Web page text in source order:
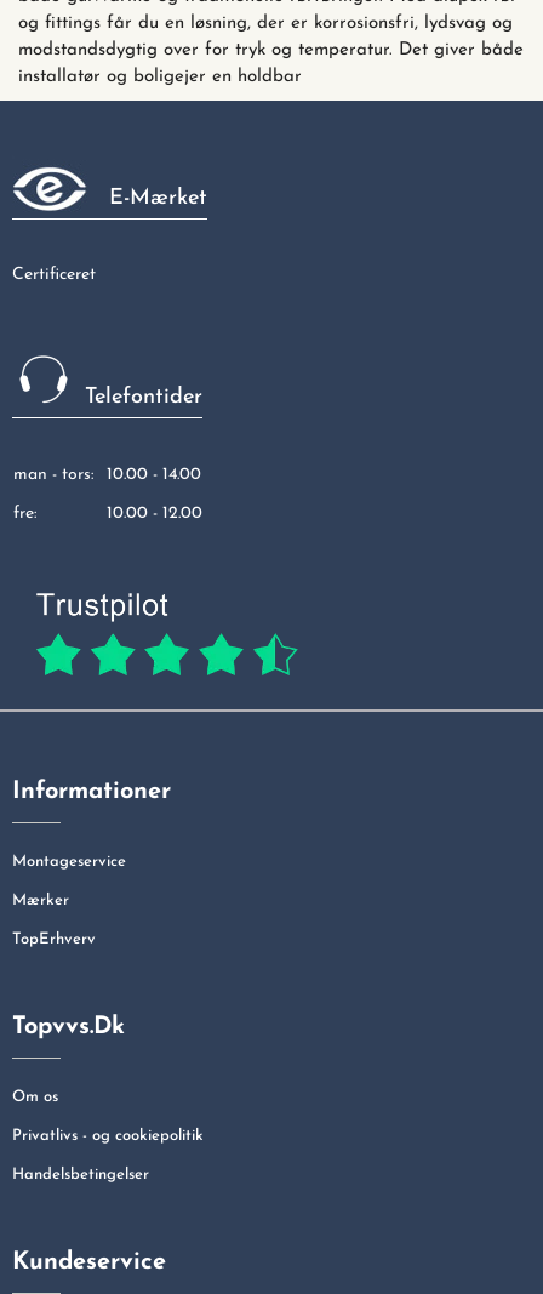
og fittings får du en løsning, der er korrosionsfri, lydsvag og
modstandsdygtig over for tryk og temperatur. Det giver både
installatør og boligejer en holdbar
E-Mærket
Certificeret
Telefontider
man - tors: 10.00 - 14.00
fre: 10.00 - 12.00
Informationer
Montageservice
Mærker
TopErhverv
Topvvs.dk
Om os
Privatlivs - og cookiepolitik
Handelsbetingelser
Kundeservice